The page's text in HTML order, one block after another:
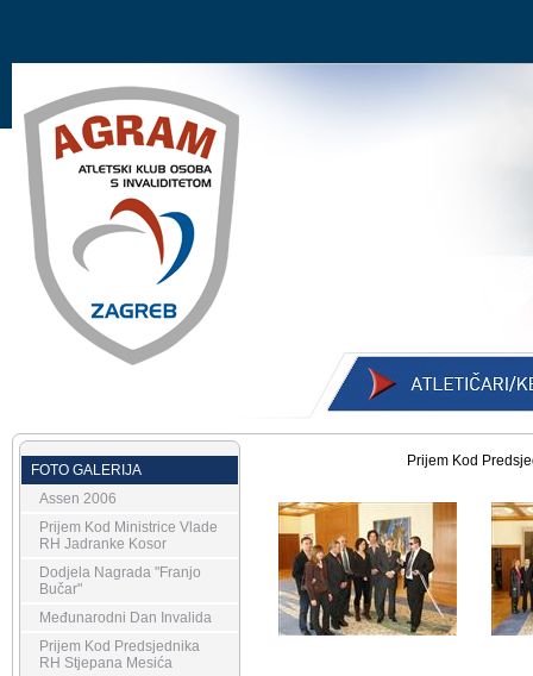
Prijem Kod
FOTO GALERIJA
Assen 2006
Prijem Kod Ministrice Vlade
RH Jadranke Kosor
Dodjela Nagrada "Franjo
Bučar"
Međunarodni Dan Invalida
Prijem Kod Predsjednika
RH Stjepana Mesića